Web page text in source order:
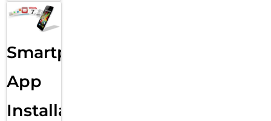
Smartphone
App
Installation